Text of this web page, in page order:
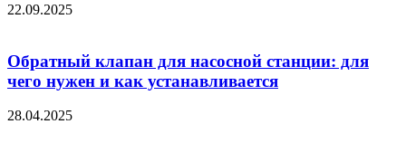
22.09.2025
Обратный клапан для насосной станции: для
чего нужен и как устанавливается
28.04.2025